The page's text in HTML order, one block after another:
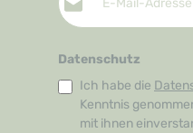
Datenschutz
Ich habe die
Kenntnis
mit ihnen